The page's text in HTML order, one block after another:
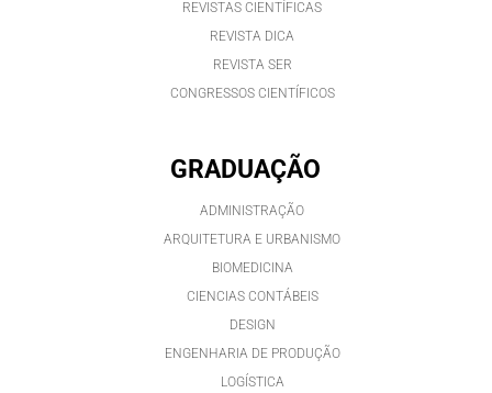
REVISTAS CIENTÍFICAS
REVISTA DICA
REVISTA SER
CONGRESSOS CIENTÍFICOS
GRADUAÇÃO
ADMINISTRAÇÃO
ARQUITETURA E URBANISMO
BIOMEDICINA
CIENCIAS CONTÁBEIS
DESIGN
ENGENHARIA DE PRODUÇÃO
LOGÍSTICA